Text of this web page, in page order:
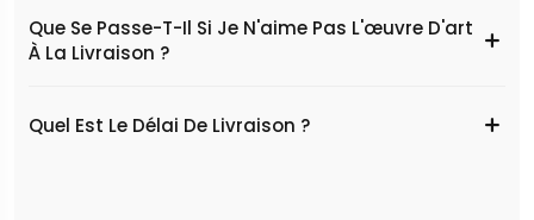
Que Se Passe-T-Il Si Je N'aime Pas L'œuvre D'art
À La Livraison ?
Quel Est Le Délai De Livraison ?